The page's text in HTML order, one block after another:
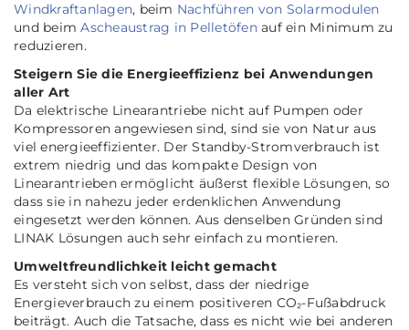
Windkraftanlagen, beim Nachführen von Solarmodulen
und beimAscheaustrag in Pelletöfenauf ein Minimum zu
reduzieren.
Steigern Sie die Energieeffizienz bei Anwendungen
aller Art
Da elektrische Linearantriebe nicht auf Pumpen oder
Kompressoren angewiesen sind, sind sie von Natur aus
viel energieeffizienter. Der Standby-Stromverbrauch ist
extrem niedrig und das kompakte Design von
Linearantrieben ermöglicht äußerst flexible Lösungen, so
dass sie in nahezu jeder erdenklichen Anwendung
eingesetzt werden können. Aus denselben Gründen sind
LINAK Lösungen auch sehr einfach zu montieren.
Umweltfreundlichkeit leicht gemacht
Es versteht sich von selbst, dass der niedrige
Energieverbrauch zu einem positiveren CO₂-Fußabdruck
beiträgt. Auch die Tatsache, dass es nicht wie bei anderen